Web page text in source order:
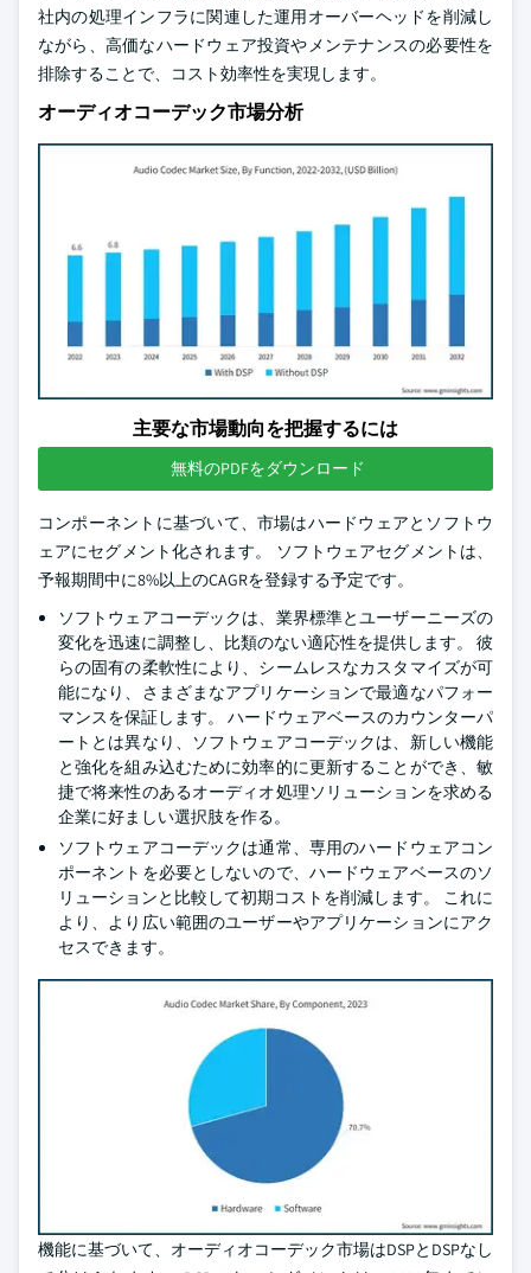
社内の処理インフラに関連した運用オーバーヘッドを削減し
ながら、高価なハードウェア投資やメンテナンスの必要性を
排除することで、コスト効率性を実現します。
オーディオコーデック市場分析
主要な市場動向を把握するには
無料のPDFをダウンロード
コンポーネントに基づいて、市場はハードウェアとソフトウ
ェアにセグメント化されます。 ソフトウェアセグメントは、
予報期間中に8%以上のCAGRを登録する予定です。
ソフトウェアコーデックは、業界標準とユーザーニーズの
変化を迅速に調整し、比類のない適応性を提供します。 彼
らの固有の柔軟性により、シームレスなカスタマイズが可
能になり、さまざまなアプリケーションで最適なパフォー
マンスを保証します。 ハードウェアベースのカウンターパ
ートとは異なり、ソフトウェアコーデックは、新しい機能
と強化を組み込むために効率的に更新することができ、敏
捷で将来性のあるオーディオ処理ソリューションを求める
企業に好ましい選択肢を作る。
ソフトウェアコーデックは通常、専用のハードウェアコン
ポーネントを必要としないので、ハードウェアベースのソ
リューションと比較して初期コストを削減します。 これに
より、より広い範囲のユーザーやアプリケーションにアク
セスできます。
機能に基づいて、オーディオコーデック市場はDSPとDSPなし